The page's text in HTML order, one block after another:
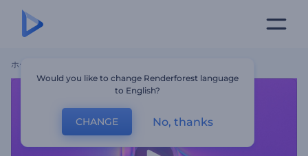
ホーム
Would you like to change Renderforest language
to English?
CHANGE No, thanks